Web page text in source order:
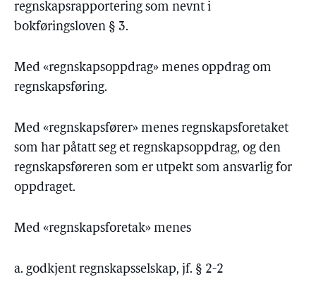
regnskapsrapportering som nevnt i
bokføringsloven § 3.
Med «regnskapsoppdrag» menes oppdrag om
regnskapsføring.
Med «regnskapsfører» menes regnskapsforetaket
som har påtatt seg et regnskapsoppdrag, og den
regnskapsføreren som er utpekt som ansvarlig for
oppdraget.
Med «regnskapsforetak» menes
a. godkjent regnskapsselskap, jf. § 2-2